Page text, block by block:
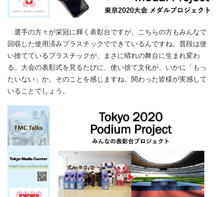
選手の方々が栄冠に輝く表彰台ですが、こちらの方もみんなで
回収した使用済みプラスチックでできているんですね。普段は使
い捨てているプラスチックが、まさに晴れの舞台に生まれ変わ
る。大会の表彰式を見るたびに、使い捨て文化が、いかに「もっ
たいない」か。そのことを感じますね。関わった皆様が実感して
いることでしょう。